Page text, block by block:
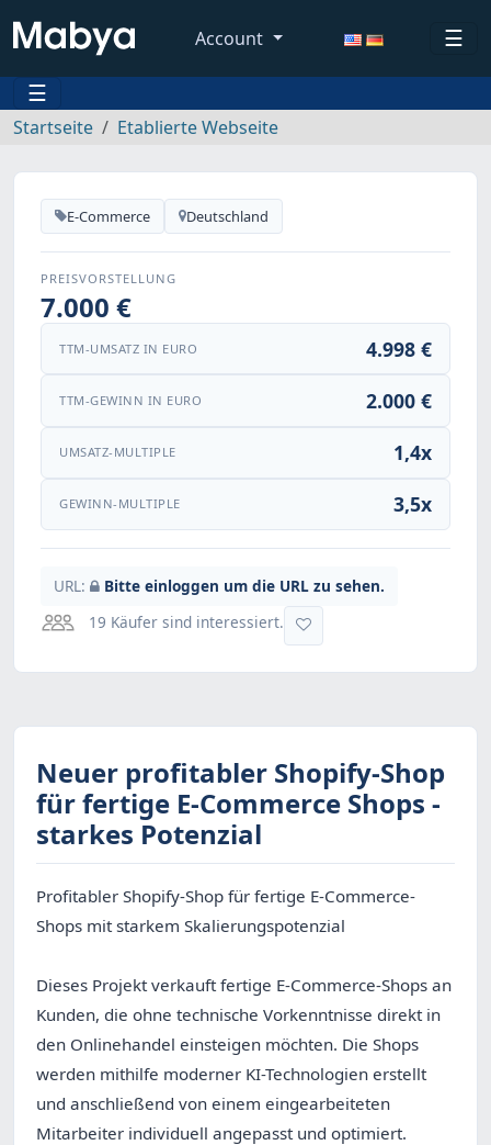
Account
☰
☰
Startseite Etablierte Webseite
E-Commerce Deutschland
PREISVORSTELLUNG
7.000 €
4.998 €
TTM-UMSATZ IN EURO
2.000 €
TTM-GEWINN IN EURO
1,4x
UMSATZ-MULTIPLE
3,5x
GEWINN-MULTIPLE
URL:
Bitte einloggen um die URL zu sehen.
19 Käufer sind interessiert.
Neuer profitabler Shopify-Shop
für fertige E-Commerce Shops -
starkes Potenzial
Profitabler Shopify-Shop für fertige E-Commerce-
Shops mit starkem Skalierungspotenzial
Dieses Projekt verkauft fertige E-Commerce-Shops an
Kunden, die ohne technische Vorkenntnisse direkt in
den Onlinehandel einsteigen möchten. Die Shops
werden mithilfe moderner KI-Technologien erstellt
und anschließend von einem eingearbeiteten
Mitarbeiter individuell angepasst und optimiert.